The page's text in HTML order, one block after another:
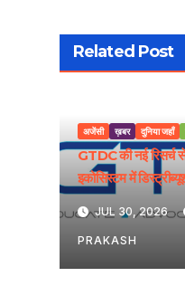
Related Post
अजेंसी ख़बर दुनिया जहाँ
GTDC की नई रिसर्च
इकोसिस्टम में
JUL 30, 2026
PRAKASH